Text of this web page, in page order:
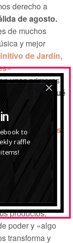
derecho a
de agosto.
de muchos
y mejor
de Jardín,
unas primeras
cómo veo,qué
hice
«Los cuentos
bajos y
de 2 orfebres
productos,
poder y «algo
transforma y
to
raffle